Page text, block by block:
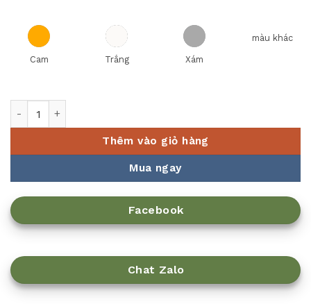
Cam Trắng Xám
màu khác
Thêm vào giỏ hàng
Mua ngay
Facebook
Chat Zalo